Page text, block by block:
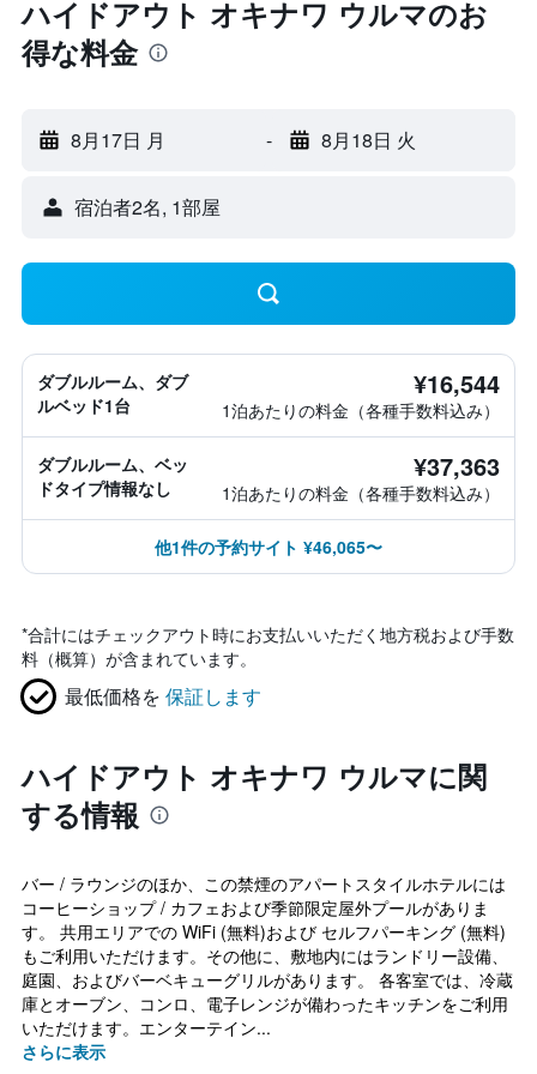
ハイドアウト オキナワ ウルマのお
得な料金
8月17日 月 - 8月18日 火
宿泊者2名, 1​部屋
ダブルルーム、ダブ
ルベッド1台
¥16,544
1泊あたりの料金（各種手数料込み）
ダブルルーム、ベッ
ドタイプ情報なし
¥37,363
1泊あたりの料金（各種手数料込み）
他1件の予約サイト ¥46,065〜
*合計にはチェックアウト時にお支払いいただく地方税および手数
料（概算）が含まれています。
最低価格を 保証します
ハイドアウト オキナワ ウルマに関
する情報
バー / ラウンジのほか、この禁煙のアパートスタイルホテルには
コーヒーショップ / カフェおよび季節限定屋外プールがありま
す。 共用エリアでの WiFi (無料)および セルフパーキング (無料)
もご利用いただけます。その他に、敷地内にはランドリー設備、
庭園、およびバーベキューグリルがあります。 各客室では、冷蔵
庫とオーブン、コンロ、電子レンジが備わったキッチンをご利用
いただけます。エンターテイン...
さらに表示